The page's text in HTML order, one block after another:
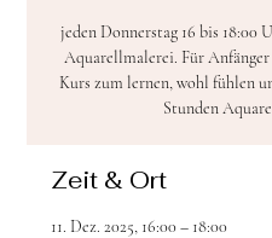
jeden Donnerstag 16 bis 18:00
Aquarellmalerei. Für
Kurs zum lernen, wohl fühlen
Stunden
Zeit & Ort
11. Dez. 2025, 16:00 – 18:00